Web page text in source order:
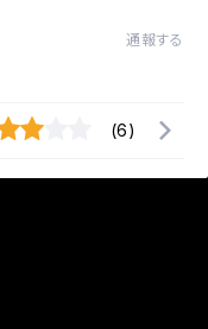
通報する
(6)